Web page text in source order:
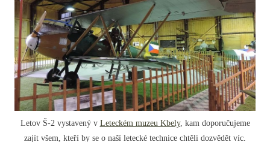
Letov Š-2 vystavený v Leteckém muzeu Kbely, kam doporučujeme
zajít všem, kteří by se o naší letecké technice chtěli dozvědět víc.